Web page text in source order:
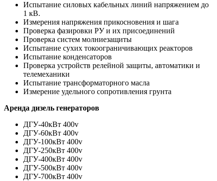
Испытание силовых кабельных линий напряжением до
1 кВ.
Измерения напряжения прикосновения и шага
Проверка фазировки РУ и их присоединений
Проверка систем молниезащиты
Испытание сухих токоограничивающих реакторов
Испытание конденсаторов
Проверка устройств релейной защиты, автоматики и
телемеханики
Испытание трансформаторного масла
Измерение удельного сопротивления грунта
Аренда дизель генераторов
ДГУ-40кВт 400v
ДГУ-60кВт 400v
ДГУ-100кВт 400v
ДГУ-250кВт 400v
ДГУ-400кВт 400v
ДГУ-500кВт 400v
ДГУ-700кВт 400v